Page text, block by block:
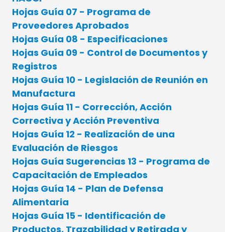
Hojas Guía 07 - Programa de
Proveedores Aprobados
Hojas Guía 08 - Especificaciones
Hojas Guía 09 - Control de Documentos y
Registros
Hojas Guía 10 - Legislación de Reunión en
Manufactura
Hojas Guía 11 - Corrección, Acción
Correctiva y Acción Preventiva
Hojas Guía 12 - Realización de una
Evaluación de Riesgos
Hojas Guía Sugerencias 13 - Programa de
Capacitación de Empleados
Hojas Guía 14 - Plan de Defensa
Alimentaria
Hojas Guía 15 - Identificación de
Productos, Trazabilidad y Retirada y